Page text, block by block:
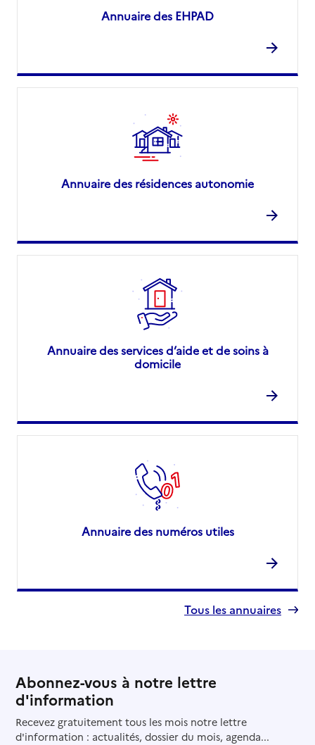
Annuaire des EHPAD
Annuaire des résidences autonomie
Annuaire des services d’aide et de soins à
domicile
Annuaire des numéros utiles
Tous les annuaires
Abonnez-vous à notre lettre
d'information
Recevez gratuitement tous les mois notre lettre
d'information : actualités, dossier du mois, agenda...